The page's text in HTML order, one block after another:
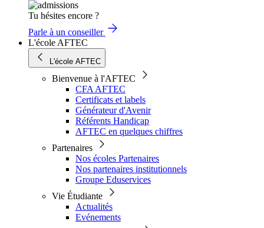
Tu hésites encore ?
Parle à un conseiller
L'école AFTEC
L'école AFTEC
Bienvenue à l'AFTEC
CFA AFTEC
Certificats et labels
Générateur d'Avenir
Référents Handicap
AFTEC en quelques chiffres
Partenaires
Nos écoles Partenaires
Nos partenaires institutionnels
Groupe Eduservices
Vie Étudiante
Actualités
Evénements